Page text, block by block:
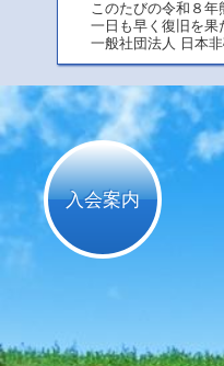
このたびの令和８
一日も早く復旧を果
一般社団法人 日本
入会案内